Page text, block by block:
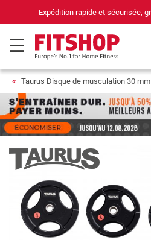
et sécurisée, gratuite à partir de99,00 €
Taurus Disque de musculation 30 mm